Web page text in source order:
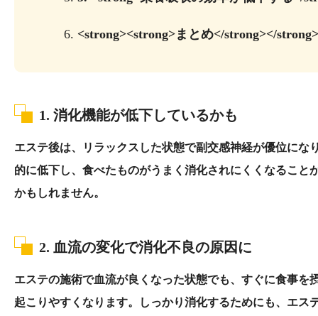
6. <strong><strong>まとめ</strong></strong>
1. 消化機能が低下しているかも
エステ後は、リラックスした状態で副交感神経が優位に
的に低下し、食べたものがうまく消化されにくくなるこ
かもしれません。
2. 血流の変化で消化不良の原因に
エステの施術で血流が良くなった状態でも、すぐに食事
起こりやすくなります。しっかり消化するためにも、エ